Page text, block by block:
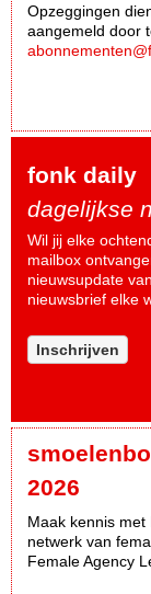
Opzeggingen
aangemeld door
fonk daily
dagelijkse
Wil jij elke
mailbox
nieuwsupdate
nieuwsbrief elke
Inschrijven
2026
Maak kennis
netwerk van
Female Agency